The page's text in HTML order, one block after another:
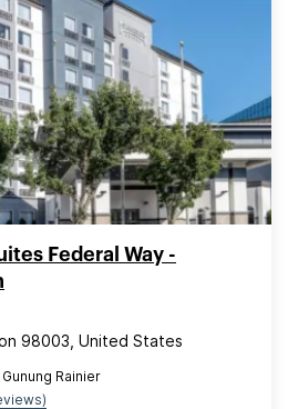
Federal Way -
98003, United States
Rainier